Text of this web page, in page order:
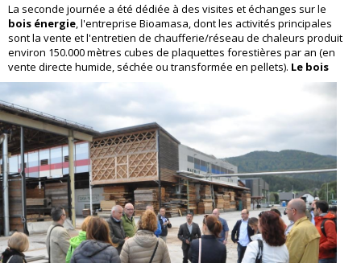
La seconde journée a été dédiée à des visites et échanges sur le
bois énergie, l'entreprise Bioamasa, dont les activités principales
sont la vente et l'entretien de chaufferie/réseau de chaleurs produit
environ 150.000 mètres cubes de plaquettes forestières par an (en
vente directe humide, séchée ou transformée en pellets). Le bois